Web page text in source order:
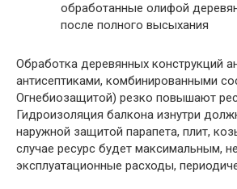
обработанные олифой
после полного высыхания
Обработка деревянных конструкций
антисептиками, комбинированными
Огнебиозащитой) резко повышают
Гидроизоляция балкона изнутри
наружной защитой парапета, плит,
случае ресурс будет максимальным,
эксплуатационные расходы,